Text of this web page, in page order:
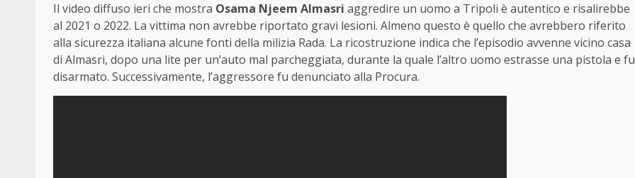
Il video diffuso ieri che mostra Osama Njeem Almasri aggredire un uomo a Tripoli è autentico e risalirebbe
al 2021 o 2022. La vittima non avrebbe riportato gravi lesioni. Almeno questo è quello che avrebbero riferito
alla sicurezza italiana alcune fonti della milizia Rada. La ricostruzione indica che l’episodio avvenne vicino casa
di Almasri, dopo una lite per un’auto mal parcheggiata, durante la quale l’altro uomo estrasse una pistola e fu
disarmato. Successivamente, l’aggressore fu denunciato alla Procura.